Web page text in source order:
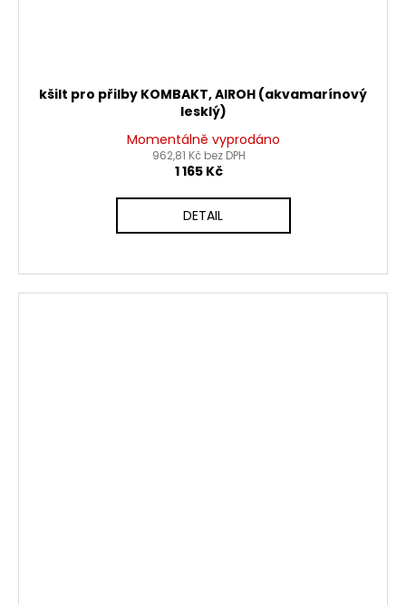
kšilt pro přilby KOMBAKT, AIROH (akvamarínový
lesklý)
Momentálně vyprodáno
962,81 Kč bez DPH
1 165 Kč
DETAIL